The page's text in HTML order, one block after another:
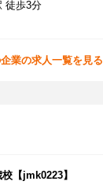
徒歩3分
業の求人一覧を見る
【jmk0223】